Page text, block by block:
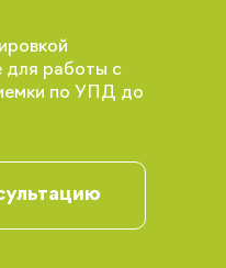
для работы с
по УПД до